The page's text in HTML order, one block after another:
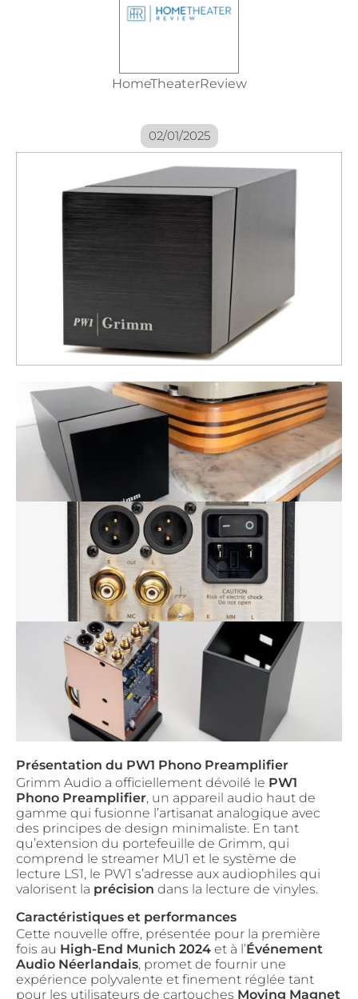
HomeTheaterReview
02/01/2025
Présentation du PW1 Phono Preamplifier
Grimm Audio a officiellement dévoilé le PW1
Phono Preamplifier, un appareil audio haut de
gamme qui fusionne l’artisanat analogique avec
des principes de design minimaliste. En tant
qu’extension du portefeuille de Grimm, qui
comprend le streamer MU1 et le système de
lecture LS1, le PW1 s’adresse aux audiophiles qui
valorisent la précision dans la lecture de vinyles.
Caractéristiques et performances
Cette nouvelle offre, présentée pour la première
fois au High-End Munich 2024 et à l’Événement
Audio Néerlandais, promet de fournir une
expérience polyvalente et finement réglée tant
pour les utilisateurs de cartouches Moving Magnet